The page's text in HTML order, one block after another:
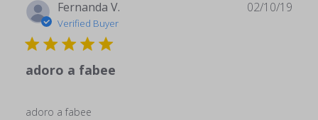
Fernanda V.
Verified Buyer
adoro a fabee
adoro a fabee
02/10/19